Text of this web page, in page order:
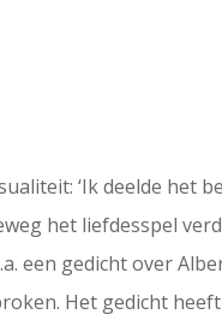
‘Ik deelde het
het liefdesspel
een gedicht over
Het gedicht